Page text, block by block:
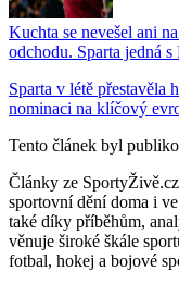
Kuchta se nevešel ani
odchodu. Sparta jedná
Sparta v létě přestavěla
nominaci na klíčový
Tento článek byl
Články ze
sportovní dění doma i
také díky příběhům,
věnuje široké škále
fotbal, hokej a bojové